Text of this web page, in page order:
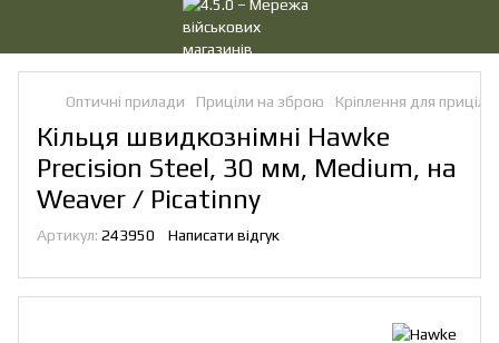
Оптичні прилади Приціли на зброю Кріплення для
Кільця швидкознімні Hawke
Precision Steel, 30 мм, Medium, на
Weaver / Picatinny
Артикул: 243950 Написати відгук